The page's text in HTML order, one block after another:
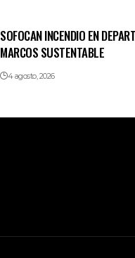
SOFOCAN INCENDIO EN
MARCOS SUSTENTABLE
4 agosto, 2026